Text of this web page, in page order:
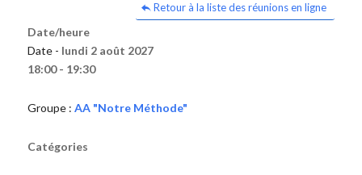
Retour à la liste des réunions en ligne
Date/heure
Date - lundi 2 août 2027
18:00 - 19:30
Groupe : AA "Notre Méthode"
Catégories